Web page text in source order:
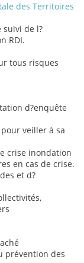
des Territoires
suivi de l?
RDI.
tous risques
d?enquête
veiller à sa
crise inondation
en cas de crise.
et d?
prévention des